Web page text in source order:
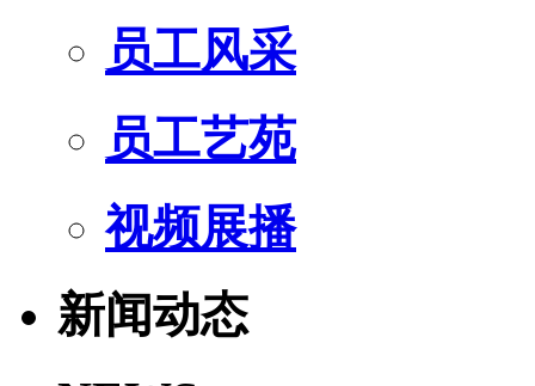
员工风采
员工艺苑
视频展播
新闻动态